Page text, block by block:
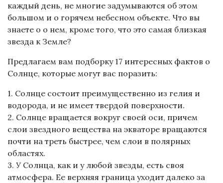
каждый день, не многие задумываются об этом
большом и о горячем небесном объекте. Что вы
знаете о о нем, кроме того, что это самая близкая
звезда к Земле?
Предлагаем вам подборку 17 интересных фактов о
Солнце, которые могут вас поразить:
1. Солнце состоит преимущественно из гелия и
водорода, и не имеет твердой поверхности.
2. Солнце вращается вокруг своей оси, причем
слои звездного вещества на экваторе вращаются
почти на треть быстрее, чем слои в полярных
областях.
3. У Солнца, как и у любой звезды, есть своя
атмосфера. Ее верхняя граница уходит далеко за